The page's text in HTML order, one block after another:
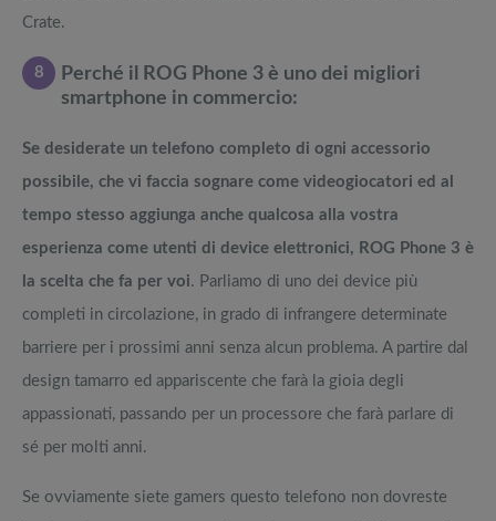
Crate.
8
Perché il ROG Phone 3 è uno dei migliori
smartphone in commercio:
Se desiderate un telefono completo di ogni accessorio
possibile, che vi faccia sognare come videogiocatori ed al
tempo stesso aggiunga anche qualcosa alla vostra
esperienza come utenti di device elettronici, ROG Phone 3 è
la scelta che fa per voi. Parliamo di uno dei device più
completi in circolazione, in grado di infrangere determinate
barriere per i prossimi anni senza alcun problema. A partire dal
design tamarro ed appariscente che farà la gioia degli
appassionati, passando per un processore che farà parlare di
sé per molti anni.
Se ovviamente siete gamers questo telefono non dovreste